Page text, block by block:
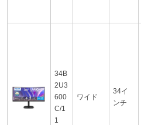
34B
2U3
600
C/1
1
ワイド
34イ
ンチ